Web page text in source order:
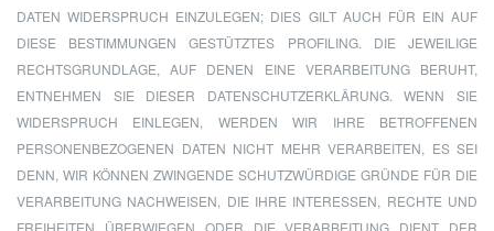
DATEN WIDERSPRUCH EINZULEGEN; DIES GILT AUCH FÜR EIN AUF
DIESE BESTIMMUNGEN GESTÜTZTES PROFILING. DIE JEWEILIGE
RECHTSGRUNDLAGE, AUF DENEN EINE VERARBEITUNG BERUHT,
ENTNEHMEN SIE DIESER DATENSCHUTZERKLÄRUNG. WENN SIE
WIDERSPRUCH EINLEGEN, WERDEN WIR IHRE BETROFFENEN
PERSONENBEZOGENEN DATEN NICHT MEHR VERARBEITEN, ES SEI
DENN, WIR KÖNNEN ZWINGENDE SCHUTZWÜRDIGE GRÜNDE FÜR DIE
VERARBEITUNG NACHWEISEN, DIE IHRE INTERESSEN, RECHTE UND
FREIHEITEN ÜBERWIEGEN ODER DIE VERARBEITUNG DIENT DER